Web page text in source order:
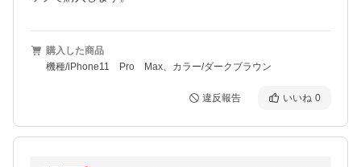
購入した商品
機種/iPhone11 Pro Max、カラー/ダークブラウン
違反報告 いいね 0